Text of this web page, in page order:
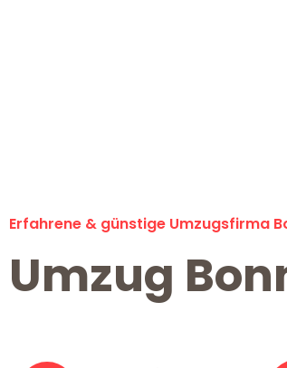
Erfahrene & günstige Umzugsfirma
Umzug